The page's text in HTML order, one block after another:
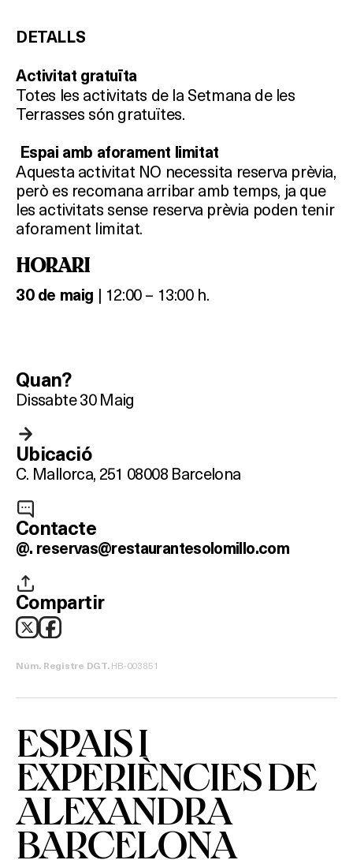
DETALLS
Activitat gratuïta
Totes les activitats de la Setmana de les
Terrasses són gratuïtes.
Espai amb aforament limitat
Aquesta activitat NO necessita reserva prèvia,
però es recomana arribar amb temps, ja que
les activitats sense reserva prèvia poden tenir
aforament limitat.
HORARI
30 de maig | 12:00 – 13:00 h.
Quan?
Dissabte 30 Maig
Ubicació
C. Mallorca, 251 08008 Barcelona
Contacte
@. reservas@restaurantesolomillo.com
Compartir
Núm. Registre DGT. HB-003851
ESPAIS I
EXPERIÈNCIES DE
ALEXANDRA
BARCELONA